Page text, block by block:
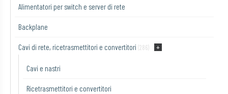
Alimentatori per switch e server di rete
Backplane
Cavi di rete, ricetrasmettitori e convertitori (286)
Cavi e nastri
Ricetrasmettitori e convertitori